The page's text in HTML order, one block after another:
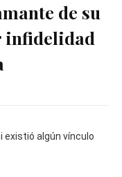
de su
infidelidad